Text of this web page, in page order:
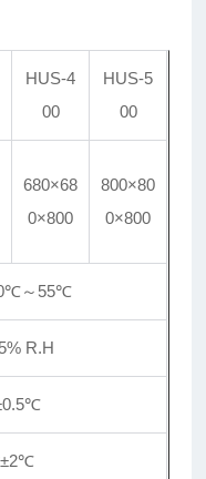
HUS-4
00
HUS-5
00
680×68
0×800
800×80
0×800
～55℃
R.H